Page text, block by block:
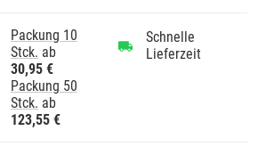
Packung 10
Stck. ab
30,95 €
Packung 50
Stck. ab
123,55 €
Schnelle
Lieferzeit